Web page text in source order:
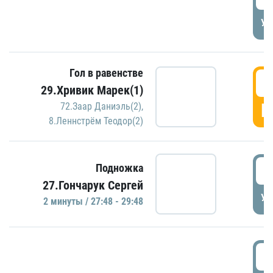
Гол в равенстве
29.Хривик Марек(1)
72.Заар Даниэль(2),
8.Леннстрём Теодор(2)
Подножка
27.Гончарук Сергей
2 минуты / 27:48 - 29:48